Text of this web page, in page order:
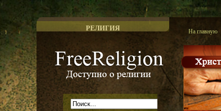
РЕЛИГИЯ На главную